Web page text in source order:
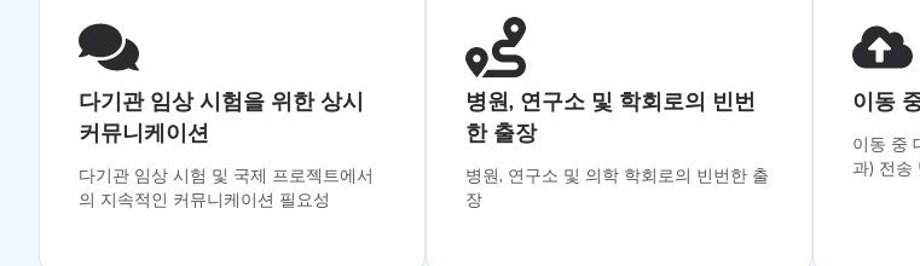
다기관 임상 시험을 위한 상시
커뮤니케이션
다기관 임상 시험 및 국제 프로젝트에서
의 지속적인 커뮤니케이션 필요성
병원, 연구소 및 학회로의 빈번
한 출장
병원, 연구소 및 의학 학회로의 빈번한 출
장
이동
이동 중
과) 전송